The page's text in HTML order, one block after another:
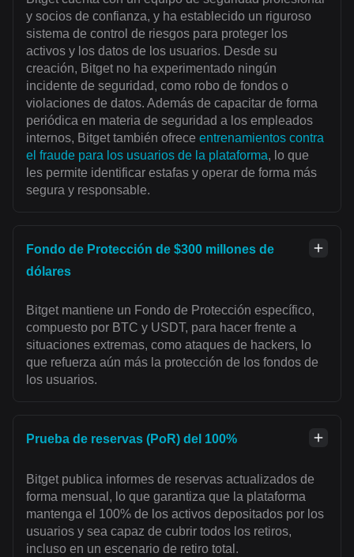
y socios de confianza, y ha establecido un riguroso
sistema de control de riesgos para proteger los
activos y los datos de los usuarios. Desde su
creación, Bitget no ha experimentado ningún
incidente de seguridad, como robo de fondos o
violaciones de datos. Además de capacitar de forma
periódica en materia de seguridad a los empleados
internos, Bitget también ofrece entrenamientos contra
el fraude para los usuarios de la plataforma, lo que
les permite identificar estafas y operar de forma más
segura y responsable.
Fondo de Protección de $300 millones de
dólares
Bitget mantiene un Fondo de Protección específico,
compuesto por BTC y USDT, para hacer frente a
situaciones extremas, como ataques de hackers, lo
que refuerza aún más la protección de los fondos de
los usuarios.
Prueba de reservas (PoR) del 100%
Bitget publica informes de reservas actualizados de
forma mensual, lo que garantiza que la plataforma
mantenga el 100% de los activos depositados por los
usuarios y sea capaz de cubrir todos los retiros,
incluso en un escenario de retiro total.